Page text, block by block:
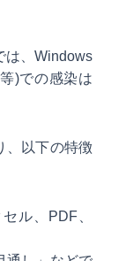
は、Windows
)での感染は
、以下の特徴
ル、PDF、